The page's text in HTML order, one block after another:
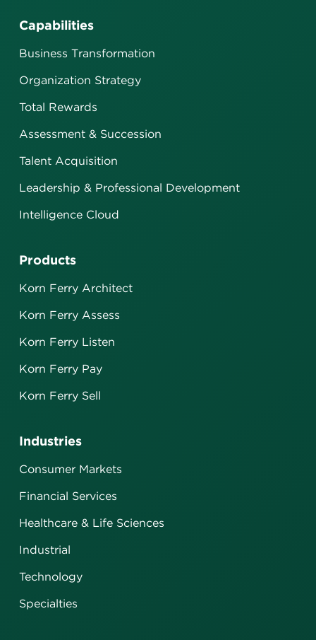
Capabilities
Business Transformation
Organization Strategy
Total Rewards
Assessment & Succession
Talent Acquisition
Leadership & Professional Development
Intelligence Cloud
Industries
Consumer Markets
Financial Services
Healthcare & Life Sciences
Industrial
Technology
Specialties
Products
Korn Ferry Architect
Korn Ferry Assess
Korn Ferry Listen
Korn Ferry Pay
Korn Ferry Sell